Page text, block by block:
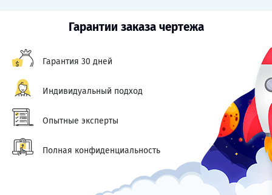
Гарантии заказа чертежа
Гарантия 30 дней
Индивидуальный подход
Опытные эксперты
Полная конфиденциальность